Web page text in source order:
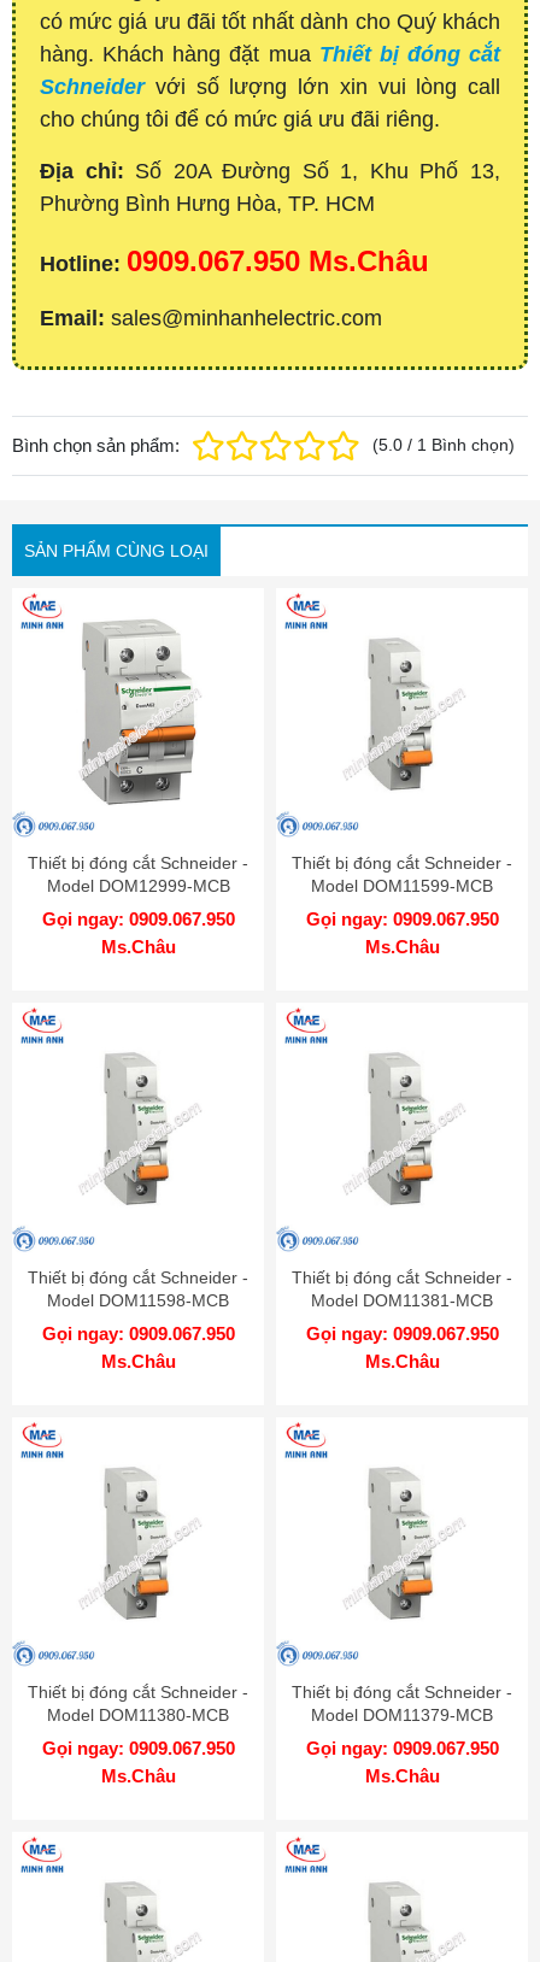
có mức giá ưu đãi tốt nhất dành cho Quý khách
hàng. Khách hàng đặt mua Thiết bị đóng cắt
Schneider với số lượng lớn xin vui lòng call
cho chúng tôi để có mức giá ưu đãi riêng.
Địa chỉ: Số 20A Đường Số 1, Khu Phố 13,
Phường Bình Hưng Hòa, TP. HCM
Hotline: 0909.067.950 Ms.Châu
Email: sales@minhanhelectric.com
Bình chọn sản phẩm: (5.0 / 1 Bình chọn)
SẢN PHẨM CÙNG LOẠI
Thiết bị đóng cắt Schneider -
Model DOM12999-MCB
Gọi ngay: 0909.067.950
Ms.Châu
Thiết bị đóng cắt Schneider -
Model DOM11599-MCB
Gọi ngay: 0909.067.950
Ms.Châu
Thiết bị đóng cắt Schneider -
Model DOM11598-MCB
Gọi ngay: 0909.067.950
Ms.Châu
Thiết bị đóng cắt Schneider -
Model DOM11381-MCB
Gọi ngay: 0909.067.950
Ms.Châu
Thiết bị đóng cắt Schneider -
Model DOM11380-MCB
Gọi ngay: 0909.067.950
Ms.Châu
Thiết bị đóng cắt Schneider -
Model DOM11379-MCB
Gọi ngay: 0909.067.950
Ms.Châu